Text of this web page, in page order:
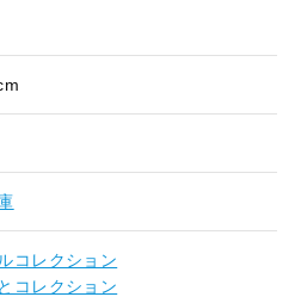
コレクション
コレクション